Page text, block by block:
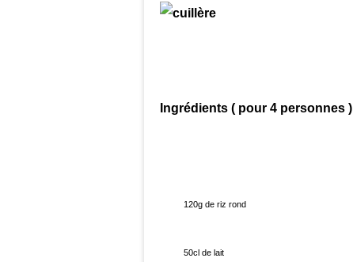
Ingrédients ( pour 4 personnes )
120g de riz rond
50cl de lait